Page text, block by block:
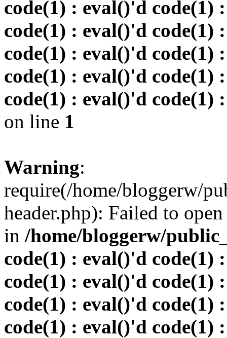
code(1) : eval()'d code(1)
code(1) : eval()'d code(1)
code(1) : eval()'d code(1)
code(1) : eval()'d code(1)
code(1) : eval()'d code(1)
on line 1
Warning:
require(/home/bloggerw/
header.php): Failed to
in /home/bloggerw/
code(1) : eval()'d code(1)
code(1) : eval()'d code(1)
code(1) : eval()'d code(1)
code(1) : eval()'d code(1)